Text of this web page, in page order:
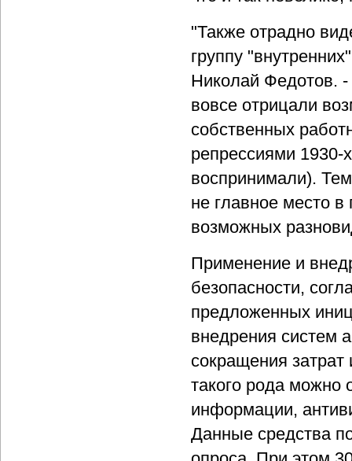
"Также отрадно
группу
Николай Федотов. -
вовсе отрицали
собственных
репрессиями 1930-
воспринимали).
не главное место в
возможных
Применение и
безопасности,
предложенных
внедрения систем
сокращения
такого рода можно
информации,
Данные средства